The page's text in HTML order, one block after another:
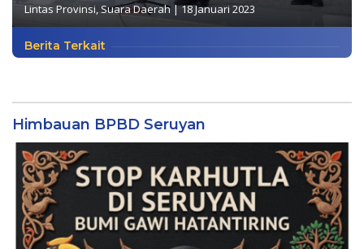
Lintas Provinsi,Suara Daerah |18 Januari 2023
Berita Terkait
Himbauan BPBD Seruyan